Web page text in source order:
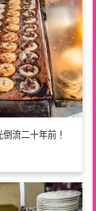
流二十年前！